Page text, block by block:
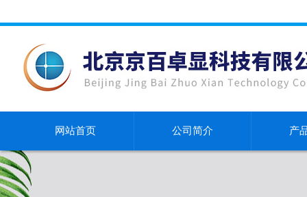
网站首页 公司简介 产